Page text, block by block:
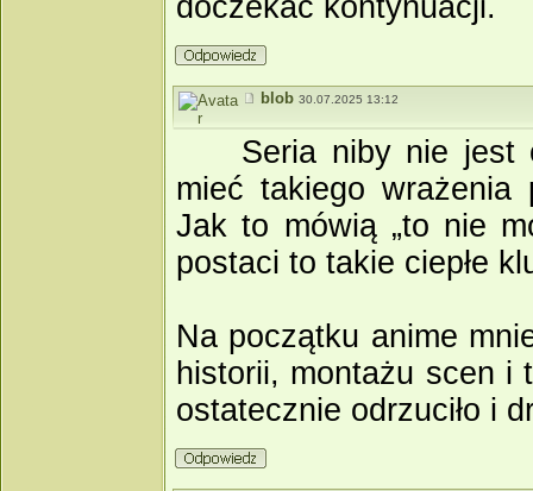
doczekać kontynuacji.
blob 30.07.2025 13:12
Seria niby nie jest
mieć takiego wrażenia
Jak to mówią „to nie
postaci to takie ciepłe
Na początku anime
historii, montażu scen i
ostatecznie odrzuciło i